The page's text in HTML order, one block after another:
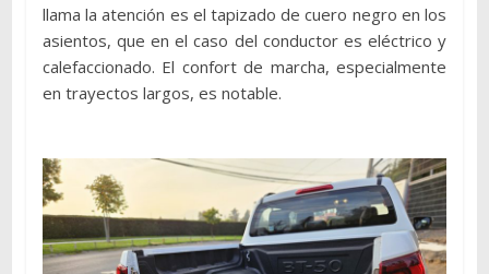
llama la atención es el tapizado de cuero negro en los
asientos, que en el caso del conductor es eléctrico y
calefaccionado. El confort de marcha, especialmente
en trayectos largos, es notable.